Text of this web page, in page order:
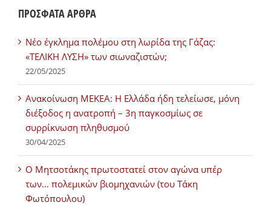
ΠΡΟΣΦΑΤΑ ΑΡΘΡΑ
Νέο έγκλημα πολέμου στη λωρίδα της Γάζας:
«ΤΕΛΙΚΗ ΛΥΣΗ» των σιωναζιστών;
22/05/2025
Ανακοίνωση ΜΕΚΕΑ: Η Ελλάδα ήδη τελείωσε, μόνη
διέξοδος η ανατροπή – 3η παγκοσμίως σε
συρρίκνωση πληθυσμού
30/04/2025
Ο Μητσοτάκης πρωτοστατεί στον αγώνα υπέρ
των… πολεμικών βιομηχανιών (του Τάκη
Φωτόπουλου)